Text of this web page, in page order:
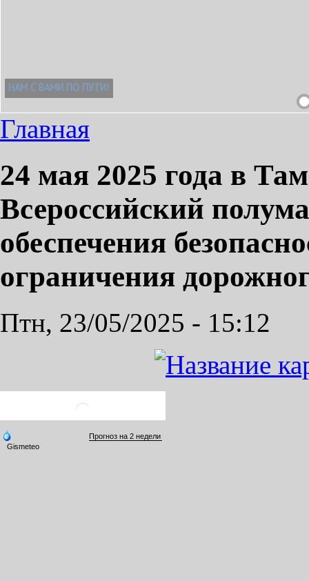
Главная
24 мая 2025 года в
Всероссийский
обеспечения
ограничения
Птн, 23/05/2025 - 15:12